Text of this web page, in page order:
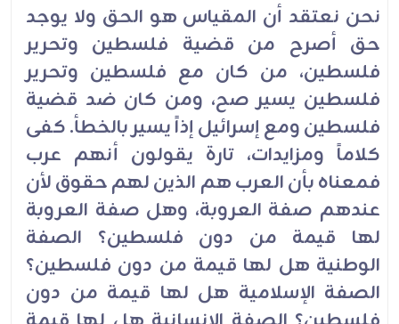
نحن نعتقد أن المقياس هو الحق ولا يوجد
حق أصرح من قضية فلسطين وتحرير
فلسطين، من كان مع فلسطين وتحرير
فلسطين يسير صح، ومن كان ضد قضية
فلسطين ومع إسرائيل إذاً يسير بالخطأ. كفى
كلاماً ومزايدات، تارة يقولون أنهم عرب
فمعناه بأن العرب هم الذين لهم حقوق لأن
عندهم صفة العروبة، وهل صفة العروبة
لها قيمة من دون فلسطين؟ الصفة
الوطنية هل لها قيمة من دون فلسطين؟
الصفة الإسلامية هل لها قيمة من دون